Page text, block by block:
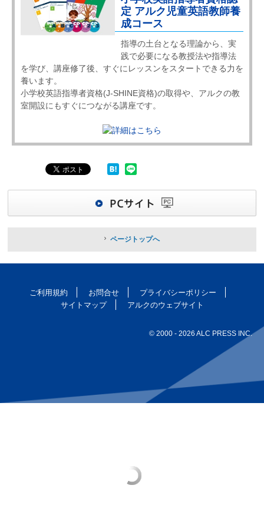
定 アルク児童英語教師養
成コース
指導の土台となる理論から、実
践で必要になる教授法や指導法
を学び、講座修了後、すぐにレッスンをスタートできる力を
養います。
小学校英語指導者資格(J-SHINE資格)の取得や、アルクの教
室開設にもすぐにつながる講座です。
ページトップへ
ご利用規約 お問合せ
プライバシーポリシー
サイトマップ
アルクのウェブサイト
© 2000 - 2026 ALC PRESS INC.